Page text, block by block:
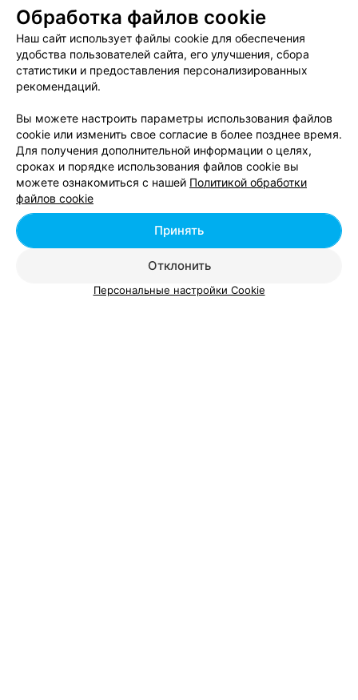
Обработка файлов cookie
Наш сайт использует файлы cookie для обеспечения
удобства пользователей сайта, его улучшения, сбора
статистики и предоставления персонализированных
рекомендаций.
Вы можете настроить параметры использования файлов
cookie или изменить свое согласие в более позднее время.
Для получения дополнительной информации о целях,
сроках и порядке использования файлов cookie вы
можете ознакомиться с нашей Политикой обработки
файлов cookie
Отклонить
Принять
Персональные настройки Cookie